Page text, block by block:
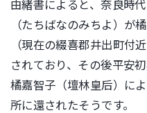
由緒書によると、奈良時
（たちばなのみちよ）が
（現在の綴喜郡井出町付
されており、その後平安
橘嘉智子（壇林皇后）に
所に還されたそうです。